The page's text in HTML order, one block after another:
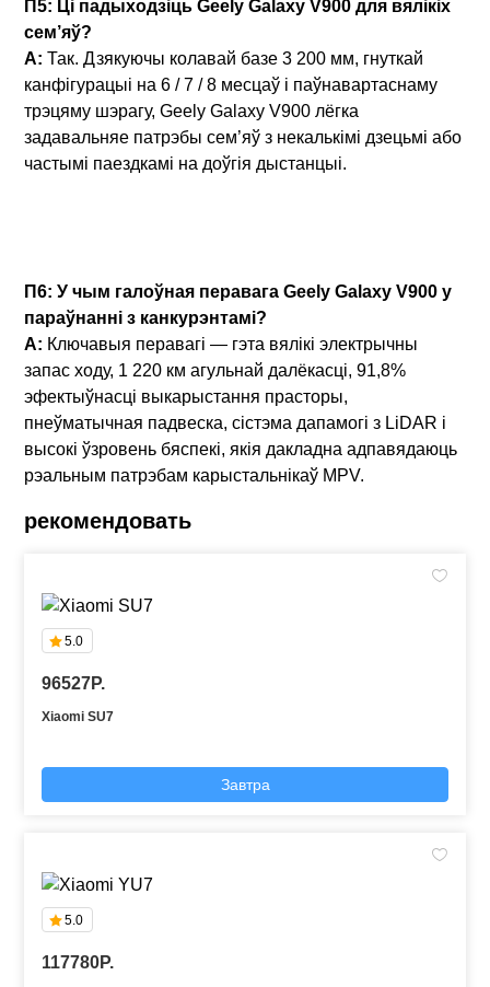
П5: Ці падыходзіць Geely Galaxy V900 для вялікіх
сем’яў?
A: Так. Дзякуючы колавай базе 3 200 мм, гнуткай
канфігурацыі на 6 / 7 / 8 месцаў і паўнавартаснаму
трэцяму шэрагу, Geely Galaxy V900 лёгка
задавальняе патрэбы сем’яў з некалькімі дзецьмі або
частымі паездкамі на доўгія дыстанцыі.
П6: У чым галоўная перавага Geely Galaxy V900 у
параўнанні з канкурэнтамі?
A: Ключавыя перавагі — гэта вялікі электрычны
запас ходу, 1 220 км агульнай далёкасці, 91,8%
эфектыўнасці выкарыстання прасторы,
пнеўматычная падвеска, сістэма дапамогі з LiDAR і
высокі ўзровень бяспекі, якія дакладна адпавядаюць
рэальным патрэбам карыстальнікаў MPV.
рекомендовать
5.0
96527P.
Xiaomi SU7
Завтра
5.0
117780P.